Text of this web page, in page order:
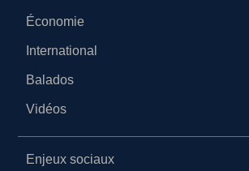
Économie
International
Balados
Vidéos
Enjeux sociaux